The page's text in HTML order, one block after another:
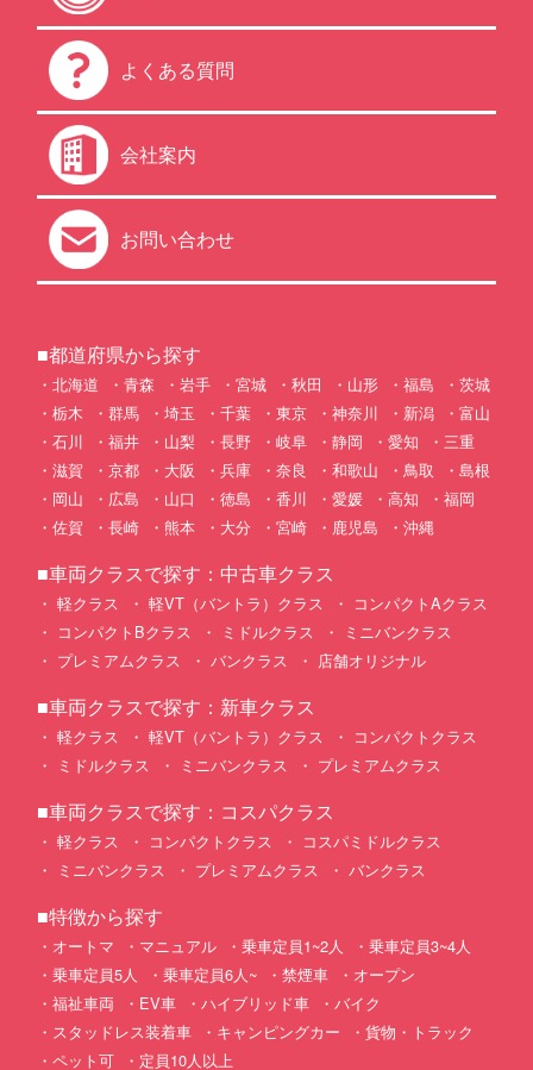
よくある質問
会社案内
お問い合わせ
■都道府県から探す
北海道 青森 岩手 宮城 秋田 山形 福島
茨城
栃木
群馬 埼玉 千葉 東京 神奈川 新潟
富山
石川
福井 山梨 長野 岐阜 静岡 愛知
三重
滋賀
京都 大阪 兵庫 奈良 和歌山 鳥取
島根
岡山
広島 山口 徳島 香川 愛媛 高知
福岡
佐賀
長崎 熊本 大分 宮崎 鹿児島 沖縄
■車両クラスで探す：中古車クラス
軽クラス 軽VT（バントラ）クラス
コンパクトAクラス
コンパクトBクラス
ミドルクラス
ミニバンクラス
プレミアムクラス
バンクラス 店舗オリジナル
■車両クラスで探す：新車クラス
軽クラス 軽VT（バントラ）クラス
コンパクトクラス
ミドルクラス
ミニバンクラス プレミアムクラス
■車両クラスで探す：コスパクラス
軽クラス コンパクトクラス
コスパミドルクラス
ミニバンクラス
プレミアムクラス バンクラス
■特徴から探す
オートマ マニュアル 乗車定員1~2人
乗車定員3~4人
乗車定員5人
乗車定員6人~ 禁煙車
オープン
福祉車両
EV車 ハイブリッド車
バイク
スタッドレス装着車
キャンピングカー
貨物・トラック
ペット可
定員10人以上